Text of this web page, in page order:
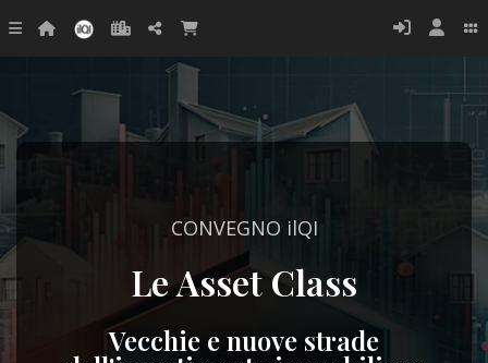
CONVEGNO ilQI
Le Asset Class
Vecchie e nuove strade